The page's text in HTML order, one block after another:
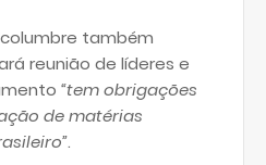
também
reunião de líderes e
“tem obrigações
de matérias
.